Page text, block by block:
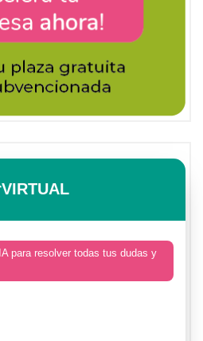
para resolver todas tus dudas y